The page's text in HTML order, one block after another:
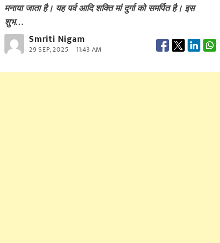
मनाया जाता है। यह पर्व आदि शक्ति मां दुर्गा को समर्पित है। इस
शुभ…
Smriti Nigam
29 SEP, 2025 11:43 AM